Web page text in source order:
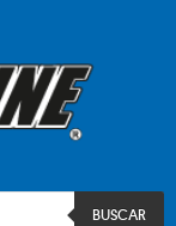
BUSCAR